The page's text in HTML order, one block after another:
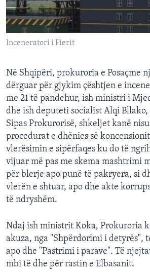
INTERVISTA
DITARI
Inceneratori i Fierit
Në Shqipëri, prokuroria e Posaçme
dërguar për gjykim çështjen e
me 21 të pandehur, ish ministri i
dhe ish deputeti socialist Alqi
Sipas Prokurorisë, shkeljet kanë
procedurat e dhënies së
vlerësimin e sipërfaqes ku do të
vijuar më pas me skema mashtrimi
për blerje apo punë të pakryera, si
vlerën e shtuar, apo dhe akte
të ndryshëm.
Ndaj ish ministrit Koka, Prokuroria
akuza, nga "Shpërdorimi i detyrës",
apo dhe "Pastrimi i parave". Të
mbi të dhe për rastin e Elbasanit.